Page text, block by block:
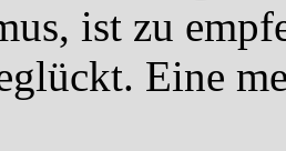
ist zu
Eine